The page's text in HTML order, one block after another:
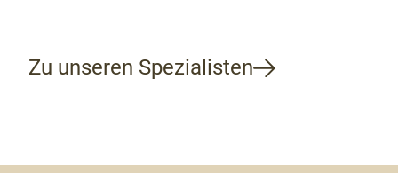
Zu unseren Spezialisten